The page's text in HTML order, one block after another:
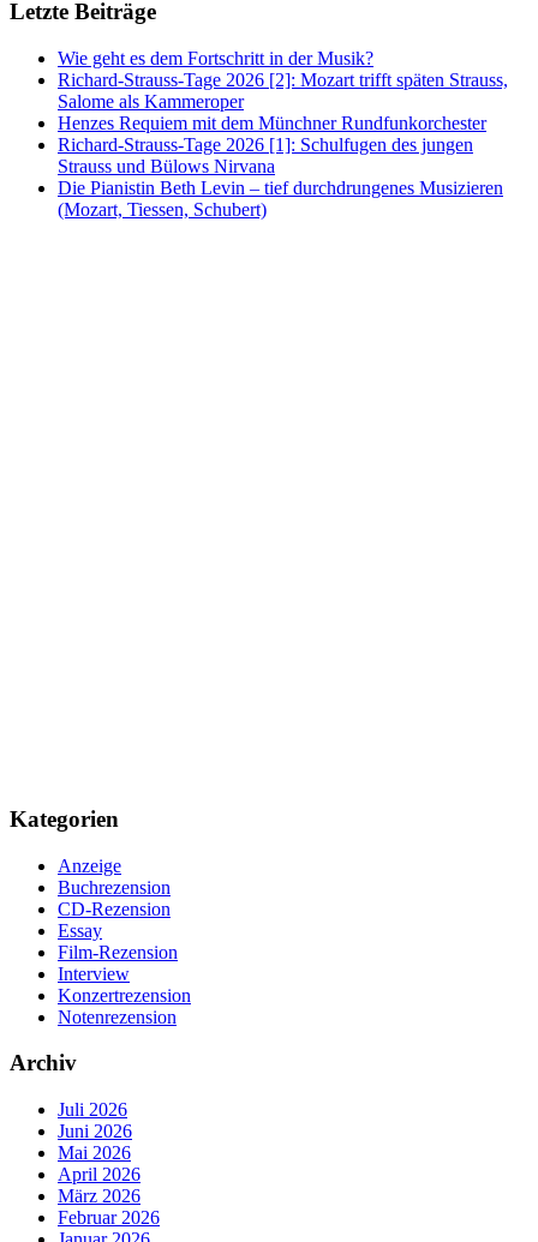
Letzte Beiträge
Wie geht es dem Fortschritt in der Musik?
Richard-Strauss-Tage 2026 [2]: Mozart trifft späten Strauss,
Salome als Kammeroper
Henzes Requiem mit dem Münchner Rundfunkorchester
Richard-Strauss-Tage 2026 [1]: Schulfugen des jungen
Strauss und Bülows Nirvana
Die Pianistin Beth Levin – tief durchdrungenes Musizieren
(Mozart, Tiessen, Schubert)
Kategorien
Anzeige
Buchrezension
CD-Rezension
Essay
Film-Rezension
Interview
Konzertrezension
Notenrezension
Archiv
Juli 2026
Juni 2026
Mai 2026
April 2026
März 2026
Februar 2026